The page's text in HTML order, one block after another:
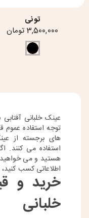
تونی
3,500,000 تومان
عینک خلبانی
توجه استفاده عموم
های برجسته از
استفاده می ‌کنند.
هستید و می ‌خواهید
اطلاعاتی کسب کنید،
خرید و
خلبانی